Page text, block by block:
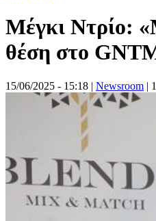
Μέγκι Ντρίο:
θέση στο
15/06/2025 - 15:18 | Newsroom |